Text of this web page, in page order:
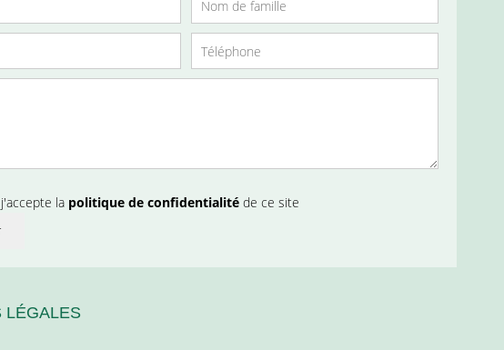
j'accepte la politique de confidentialitéde ce site
LÉGALES